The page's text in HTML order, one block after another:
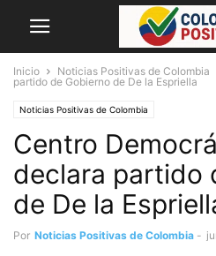
Inicio Noticias Positivas de Colombia
partido de Gobierno de De la Espriella
Noticias Positivas de Colombia
Centro
declara partido
de De la
Por Noticias Positivas de Colombia -